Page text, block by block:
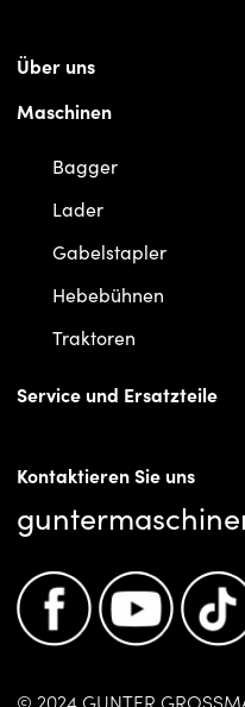
Über uns
Maschinen
Bagger
Lader
Gabelstapler
Hebebühnen
Traktoren
Service und Ersatzteile
Kontaktieren Sie uns
© 2024 GUNTER